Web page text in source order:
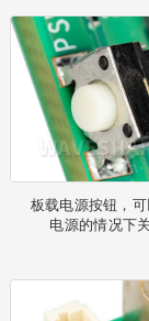
板载电源按钮，
电源的情况下